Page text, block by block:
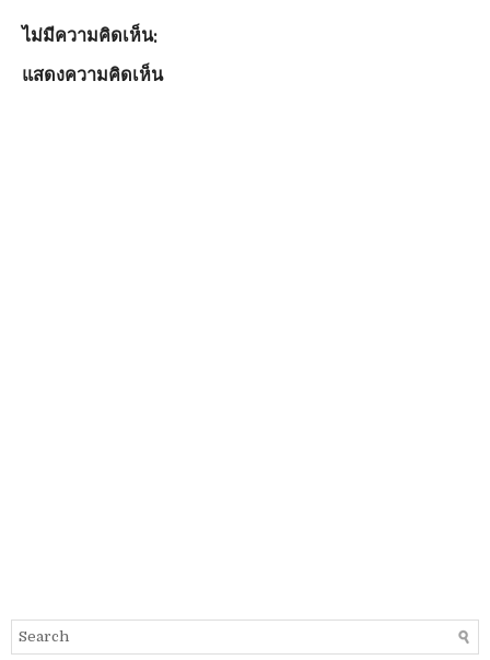
ไม่มีความคิดเห็น:
แสดงความคิดเห็น